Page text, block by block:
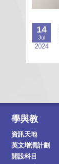
14
Jul
2024
學與教
資訊天地
英文增潤計劃
開設科目